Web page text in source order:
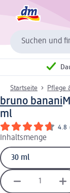
Suchen und
Startseite Pflege
bruno banani
ml
4.8
Inhaltsmenge